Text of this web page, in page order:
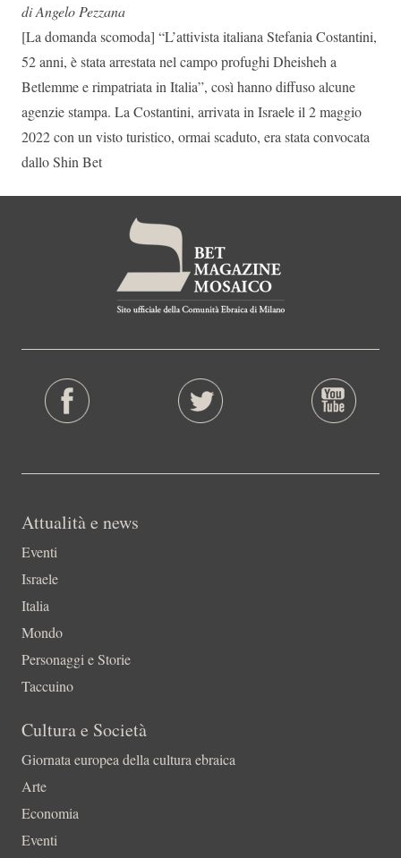
di Angelo Pezzana
[La domanda scomoda] “L’attivista italiana Stefania Costantini,
52 anni, è stata arrestata nel campo profughi Dheisheh a
Betlemme e rimpatriata in Italia”, così hanno diffuso alcune
agenzie stampa. La Costantini, arrivata in Israele il 2 maggio
2022 con un visto turistico, ormai scaduto, era stata convocata
dallo Shin Bet
Attualità e news
Eventi
Israele
Italia
Mondo
Personaggi e Storie
Taccuino
Cultura e Società
Giornata europea della cultura ebraica
Arte
Economia
Eventi